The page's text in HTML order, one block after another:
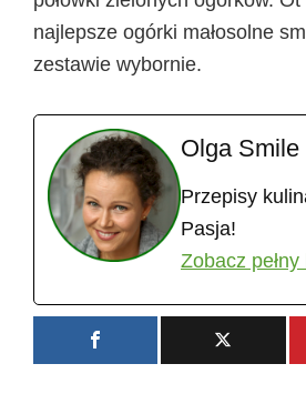
najlepsze ogórki małosolne
zestawie wybornie.
Olga Smile
Przepisy
Pasja!
Zobacz